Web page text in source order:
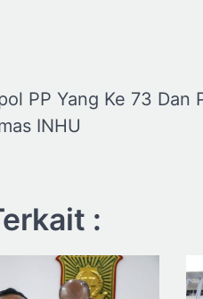
PP Yang Ke 73 Dan
INHU
: